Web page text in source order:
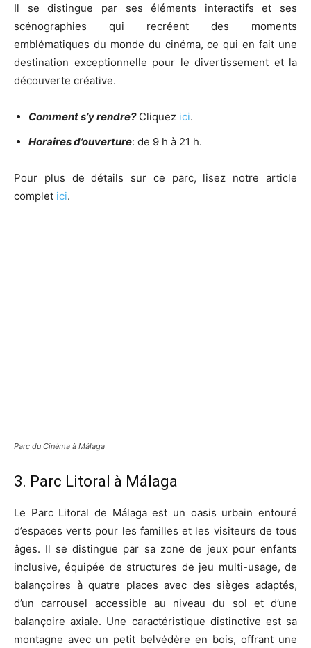
Il se distingue par ses éléments interactifs et ses
scénographies qui recréent des moments
emblématiques du monde du cinéma, ce qui en fait une
destination exceptionnelle pour le divertissement et la
découverte créative.
Comment s’y rendre?Cliquez ici.
Horaires d’ouverture: de 9 h à 21 h.
Pour plus de détails sur ce parc, lisez notre article
complet ici.
Parc du Cinéma à Málaga
3. Parc Litoral à Málaga
Le Parc Litoral de Málaga est un oasis urbain entouré
d’espaces verts pour les familles et les visiteurs de tous
âges. Il se distingue par sa zone de jeux pour enfants
inclusive, équipée de structures de jeu multi-usage, de
balançoires à quatre places avec des sièges adaptés,
d’un carrousel accessible au niveau du sol et d’une
balançoire axiale. Une caractéristique distinctive est sa
montagne avec un petit belvédère en bois, offrant une